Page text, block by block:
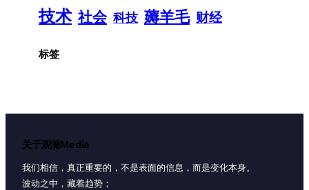
技术 社会 科技 薅羊毛 财经
标签
关于观澜Media
我们相信，真正重要的，不是表面的信息，而是变化本身。
波动之中，藏着趋势；